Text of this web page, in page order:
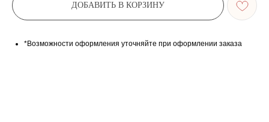
ДОБАВИТЬ В КОРЗИНУ
*Возможности оформления уточняйте при оформлении заказа